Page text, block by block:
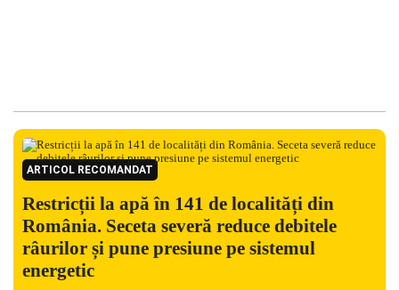
ARTICOL RECOMANDAT
Restricții la apă în 141 de localități din
România. Seceta severă reduce debitele
râurilor și pune presiune pe sistemul
energetic